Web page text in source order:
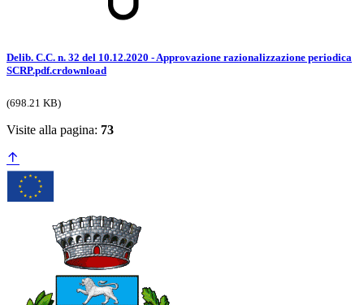
Delib. C.C. n. 32 del 10.12.2020 - Approvazione razionalizzazione periodica
SCRP.pdf.crdownload
(698.21 KB)
Visite alla pagina: 73